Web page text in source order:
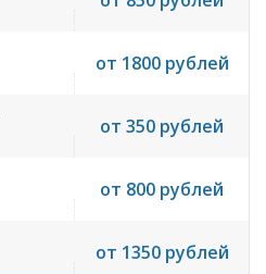
от 1800 рублей
от 350 рублей
от 800 рублей
от 1350 рублей